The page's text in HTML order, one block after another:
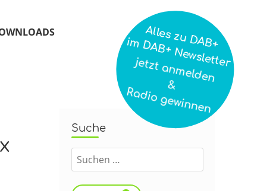
Suche
Alles zu DAB+
im DAB+ Newsletter
jetzt anmelden
&
Radio gewinnen